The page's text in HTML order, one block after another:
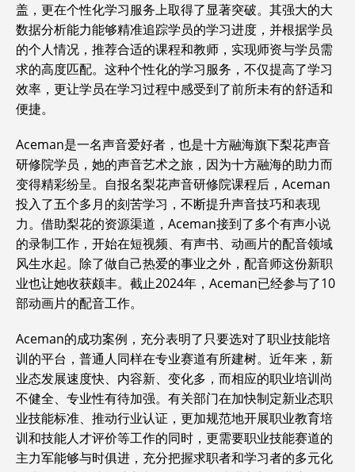
盖，更在个性化学习服务上取得了显著突破。其强大的大
数据分析能力能够精准追踪学员的学习进度，并根据学员
的个人情况，推荐合适的课程和教师，实现师资与学员需
求的高度匹配。这种个性化的学习服务，不仅提高了学习
效率，更让学员在学习过程中感受到了前所未有的舒适和
便捷。
Aceman是一名声音爱好者，也是十方融海旗下梨花声音
研修院学员，她的声音艺术之旅，因为十方融海的助力而
变得精彩纷呈。自报名梨花声音研修院课程后，Aceman
投入了五个多月的刻苦学习 ，不断提升声音技巧和表现
力。借助梨花的资源渠道，Aceman接到了多个有声小说
的录制工作，开始在短视频、有声书、动画片的配音领域
风生水起。除了做自己热爱的事业之外，配音师这份新职
业也让她收获颇丰。截止2024年，Aceman已经参与了10
部动画片的配音工作。
Aceman的成功案例，充分表明了只要选对了职业技能培
训的平台，普通人同样在专业赛道有所建树。近年来，新
业态发展速度快、内容新、变化多，而相应的职业培训尚
不健全、专业性有待加强。有关部门在加快制定新业态职
业技能标准、推动行业认证，更加规范地开展职业教育培
训和技能人才评价等工作的同时，更需要职业技能赛道的
主力军能够与时俱进，充分把握求职者和学习者的多元化